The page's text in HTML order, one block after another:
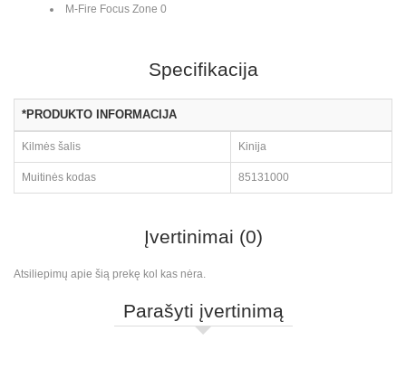
M-Fire Focus Zone 0
Specifikacija
*PRODUKTO INFORMACIJA
Kilmės šalis Kinija
Muitinės kodas 85131000
Įvertinimai (0)
Atsiliepimų apie šią prekę kol kas nėra.
Parašyti įvertinimą